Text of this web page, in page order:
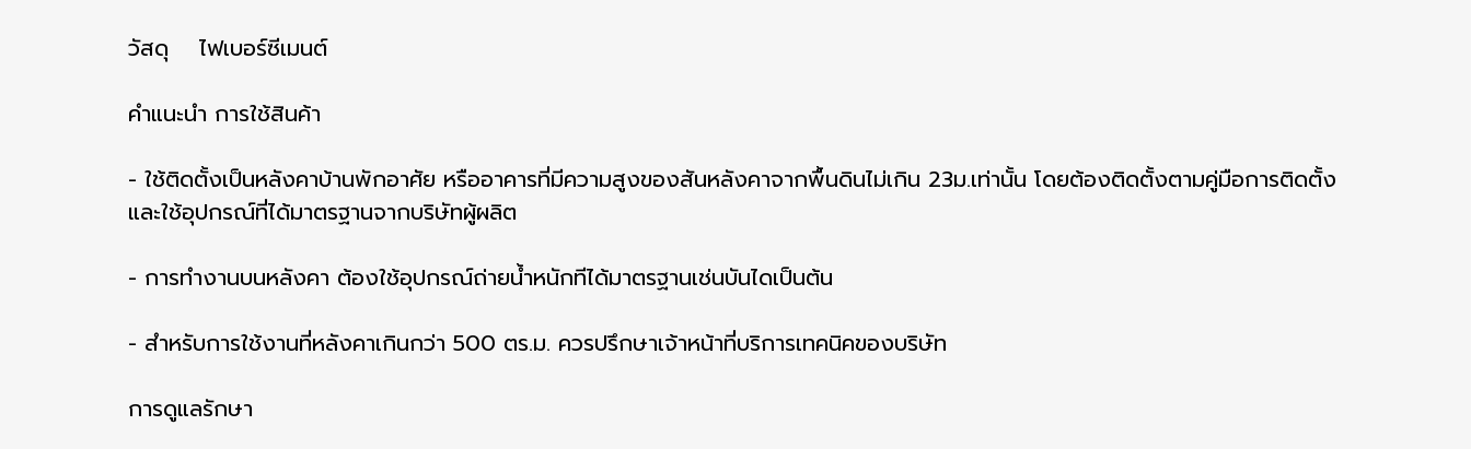
วัสดุ ไฟเบอร์ซีเมนต์
คำแนะนำ การใช้สินค้า
- ใช้ติดตั้งเป็นหลังคาบ้านพักอาศัย หรืออาคารที่มีความสูงของสันหลังคาจากพื้นดินไม่เกิน 23ม.เท่านั้น โดยต้องติดตั้งตามคู่มือการติดตั้ง
และใช้อุปกรณ์ที่ได้มาตรฐานจากบริษัทผู้ผลิต
- การทำงานบนหลังคา ต้องใช้อุปกรณ์ถ่ายน้ำหนักทีได้มาตรฐานเช่นบันไดเป็นต้น
- สำหรับการใช้งานที่หลังคาเกินกว่า 500 ตร.ม. ควรปรึกษาเจ้าหน้าที่บริการเทคนิคของบริษัท
การดูแลรักษา